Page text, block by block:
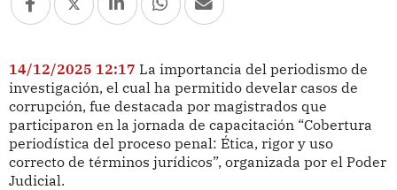
14/12/2025 12:17 La importancia del periodismo de
investigación, el cual ha permitido develar casos de
corrupción, fue destacada por magistrados que
participaron en la jornada de capacitación “Cobertura
periodística del proceso penal: Ética, rigor y uso
correcto de términos jurídicos”, organizada por el Poder
Judicial.